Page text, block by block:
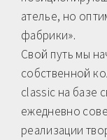
ателье, но
фабрики».
Свой путь мы
собственной
classic на базе
ежедневно
реализации